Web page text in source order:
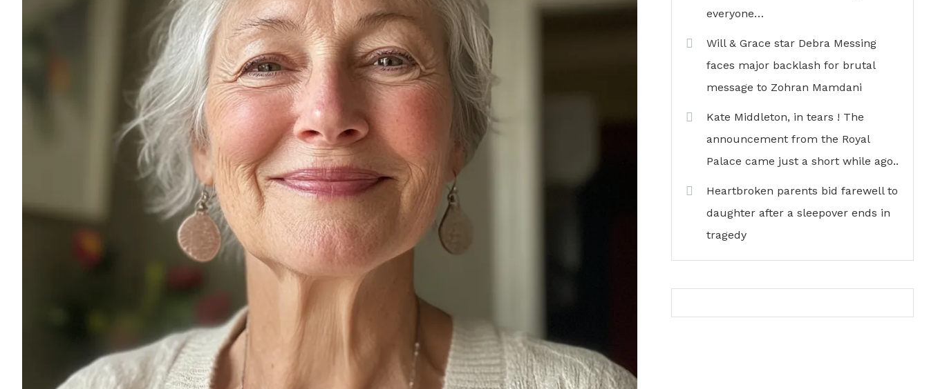
everyone…
Will & Grace star Debra Messing
faces major backlash for brutal
message to Zohran Mamdani
Kate Middleton, in tears ! The
announcement from the Royal
Palace came just a short while ago..
Heartbroken parents bid farewell to
daughter after a sleepover ends in
tragedy